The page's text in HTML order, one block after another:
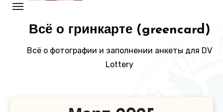
Всё о гринкарте (greencard)
Всё о фотографии и заполнении анкеты для DV
Lottery